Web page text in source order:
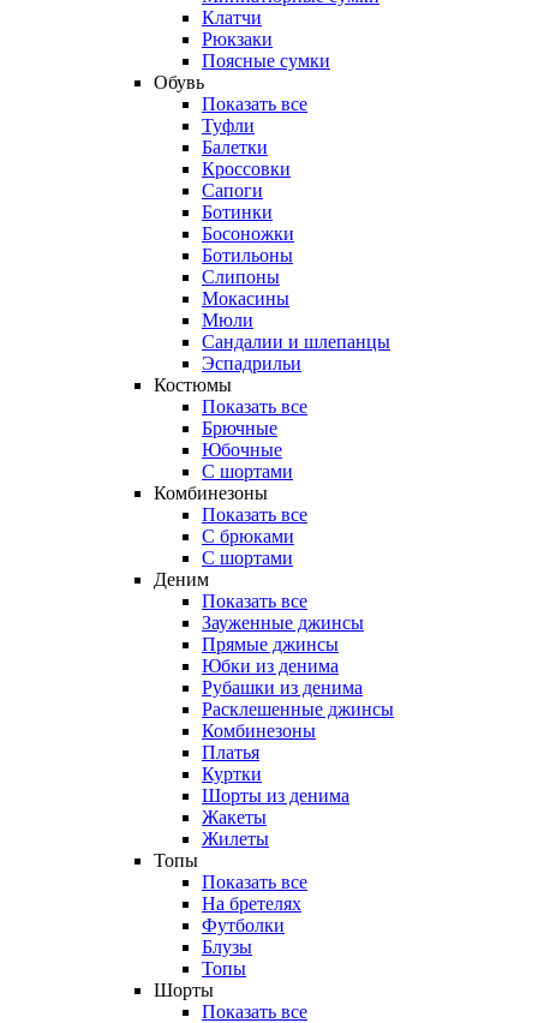
Клатчи
Рюкзаки
Поясные сумки
Обувь
Показать все
Туфли
Балетки
Кроссовки
Сапоги
Ботинки
Босоножки
Ботильоны
Слипоны
Мокасины
Мюли
Сандалии и шлепанцы
Эспадрильи
Костюмы
Показать все
Брючные
Юбочные
С шортами
Комбинезоны
Показать все
С брюками
С шортами
Деним
Показать все
Зауженные джинсы
Прямые джинсы
Юбки из денима
Рубашки из денима
Расклешенные джинсы
Комбинезоны
Платья
Куртки
Шорты из денима
Жакеты
Жилеты
Топы
Показать все
На бретелях
Футболки
Блузы
Топы
Шорты
Показать все